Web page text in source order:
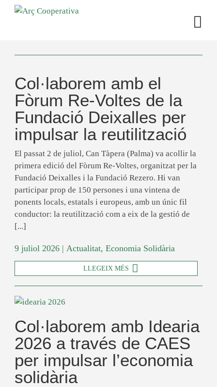
Col·laborem amb el
Fòrum Re-Voltes de la
Fundació Deixalles per
impulsar la reutilització
El passat 2 de juliol, Can Tàpera (Palma) va acollir la
primera edició del Fòrum Re-Voltes, organitzat per la
Fundació Deixalles i la Fundació Rezero. Hi van
participar prop de 150 persones i una vintena de
ponents locals, estatals i europeus, amb un únic fil
conductor: la reutilització com a eix de la gestió de
[...]
9 juliol 2026 | Actualitat, Economia Solidària
LLEGEIX MÉS
Col·laborem amb Idearia
2026 a través de CAES
per impulsar l’economia
solidària